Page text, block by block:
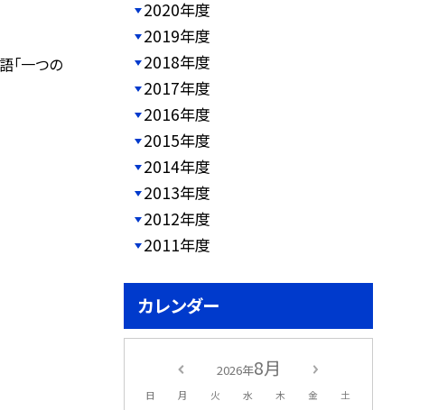
一つの
2020年度
2019年度
2018年度
2017年度
2016年度
2015年度
2014年度
2013年度
2012年度
2011年度
カレンダー
2026年8月
日 月 火 水 木 金 土